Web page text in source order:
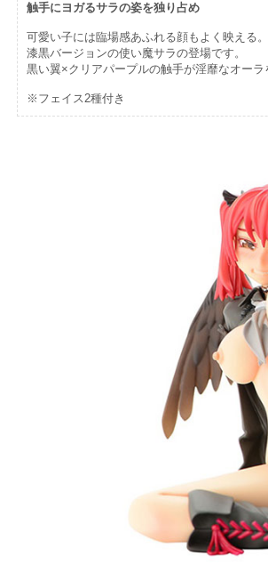
触手にヨガるサラの姿を独り占め
可愛い子には臨場感あふれる顔もよく映える。
漆黒バージョンの使い魔サラの登場です。
黒い翼×クリアパープルの触手が淫靡なオーラ
※フェイス2種付き